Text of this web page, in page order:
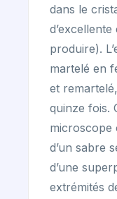
dans le
produire).
martelé en
et
quinze fois.
microscope
d’un sabre
d’une
extrémités